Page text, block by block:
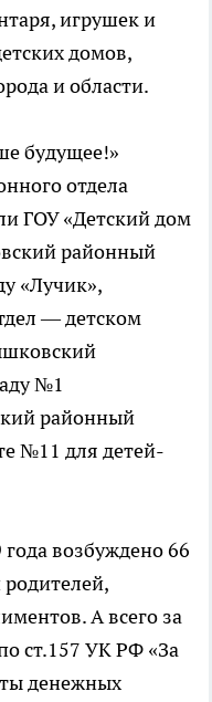
игрушек и
домов,
и области.
будущее!»
отдела
ГОУ «Детский дом
районный
«Лучик»,
— детском
№1
районный
№11 для детей-
возбуждено 66
А всего за
ст.157 УК РФ «За
денежных